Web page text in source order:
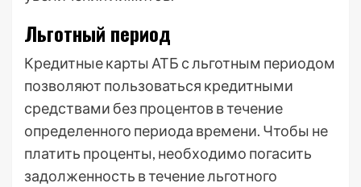
Льготный период
Кредитные карты АТБ с льготным периодом
позволяют пользоваться кредитными
средствами без процентов в течение
определенного периода времени. Чтобы не
платить проценты, необходимо погасить
задолженность в течение льготного